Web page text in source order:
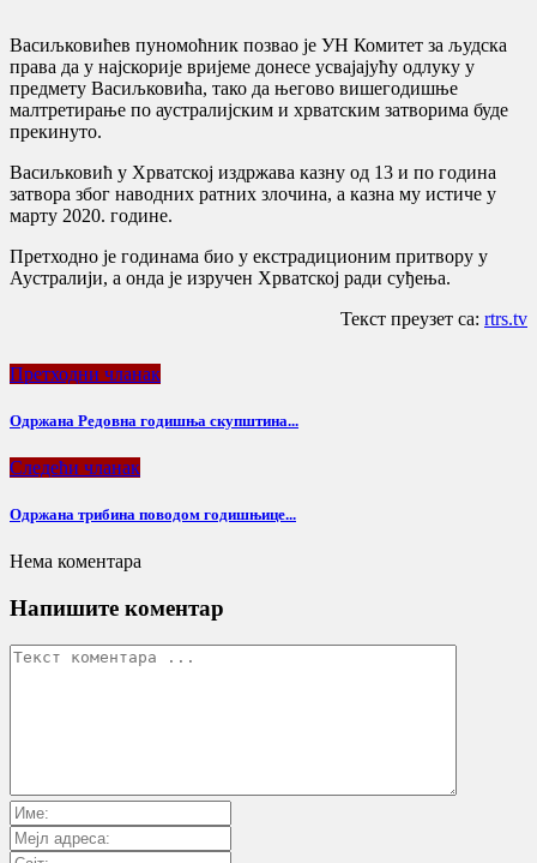
Васиљковићев пуномоћник позвао је УН Комитет за људска
права да у најскорије вријеме донесе усвајајућу одлуку у
предмету Васиљковића, тако да његово вишегодишње
малтретирање по аустралијским и хрватским затворима буде
прекинуто.
Васиљковић у Хрватској издржава казну од 13 и по година
затвора због наводних ратних злочина, а казна му истиче у
марту 2020. године.
Претходно је годинама био у екстрадиционим притвору у
Аустралији, а онда је изручен Хрватској ради суђења.
Текст преузет са: rtrs.tv
Претходни чланак
Одржана Редовна годишња скупштина...
Следећи чланак
Одржана трибина поводом годишњице...
Нема коментара
Напишите коментар